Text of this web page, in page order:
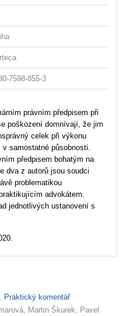
7598-855-3
právním předpisem při
poškození domnívají, že jim
celek při výkonu
samostatné působnosti.
předpisem bohatým na
dva z autorů jsou soudci
problematikou
advokátem.
jednotlivých ustanovení s
Praktický komentář
Martin Škurek, Pavel